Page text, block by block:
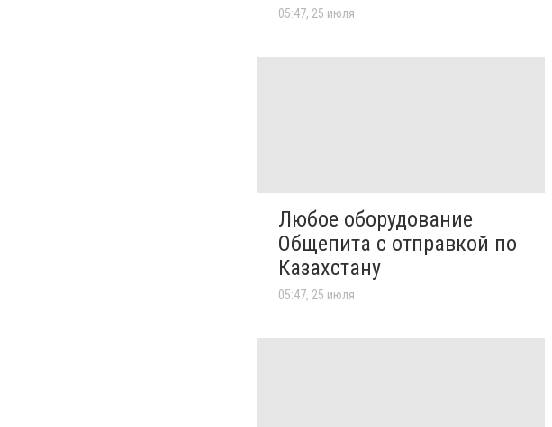
05:47, 25 июля
Любое оборудование
Общепита с отправкой по
Казахстану
05:47, 25 июля